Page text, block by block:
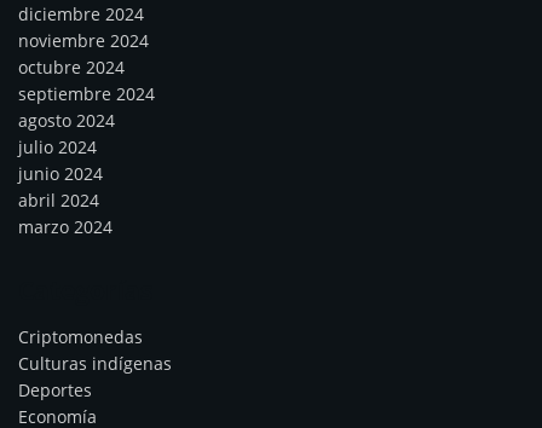
diciembre 2024
noviembre 2024
octubre 2024
septiembre 2024
agosto 2024
julio 2024
junio 2024
abril 2024
marzo 2024
Criptomonedas
Culturas indígenas
Deportes
Economía